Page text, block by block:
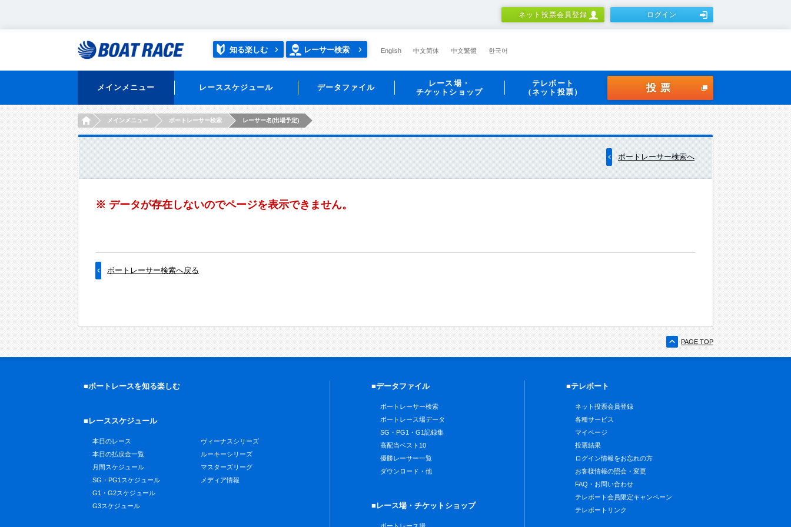
ネット投票会員登録 ログイン
知る楽しむ レーサー検索 English 中文简体 中文繁體 한국어
メインメニュー レーススケジュール データファイル
レース場・
チケットショップ
テレボート
（ネット投票）
投票
HOMEメインメニュー ボートレーサー検索 レーサー名(出場予定)
ボートレーサー検索へ
※ データが存在しないのでページを表示できません。
ボートレーサー検索へ戻る
PAGE TOP
■ボートレースを知る楽しむ
■レーススケジュール
本日のレース
本日の払戻金一覧
月間スケジュール
SG・PG1スケジュール
G1・G2スケジュール
G3スケジュール
ヴィーナスシリーズ
ルーキーシリーズ
マスターズリーグ
メディア情報
■データファイル
ボートレーサー検索
ボートレース場データ
SG・PG1・G1記録集
高配当ベスト10
優勝レーサー一覧
ダウンロード・他
■レース場・チケットショップ
■テレボート
ネット投票会員登録
各種サービス
マイページ
投票結果
ログイン情報をお忘れの方
お客様情報の照会・変更
FAQ・お問い合わせ
テレボート会員限定キャンペーン
テレボートリンク